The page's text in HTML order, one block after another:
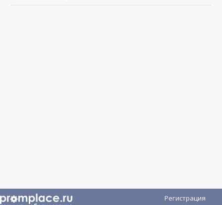
Регистрация